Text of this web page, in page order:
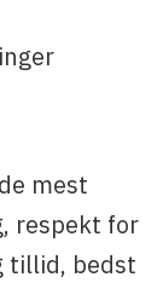
mest
respekt for
tillid, bedst